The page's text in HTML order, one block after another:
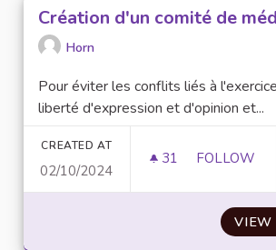
Création d'un comité de
Horn
Pour éviter les conflits liés à
liberté d'expression et d'opinion et...
CREATED AT
02/10/2024
31 31
FOLLOW
VIEW